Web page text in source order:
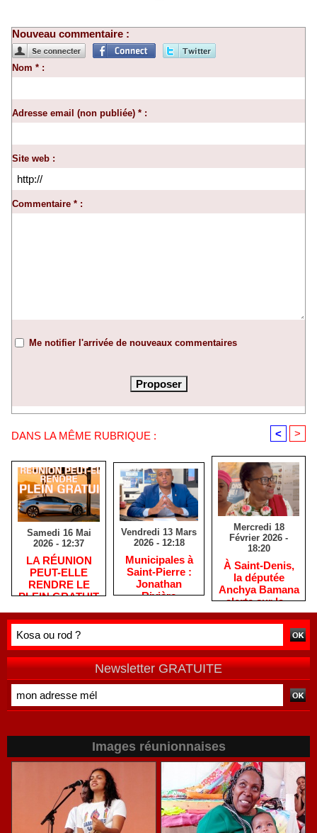
Nouveau commentaire :
Nom * :
Adresse email (non publiée) * :
Site web :
Commentaire * :
Me notifier l'arrivée de nouveaux commentaires
DANS LA MÊME RUBRIQUE : < >
Samedi 16 Mai
2026 - 12:37
​LA RÉUNION
PEUT-ELLE
RENDRE LE
PLEIN GRATUIT
Vendredi 13 Mars
2026 - 12:18
​Municipales à
Saint-Pierre :
Jonathan
Rivière
habitants après
de terrain
Mercredi 18
Février 2026 -
18:20
​À Saint-Denis,
la députée
Anchya Bamana
alerte sur la «
double peine »
vécue par
Newsletter GRATUITE
Images réunionnaises